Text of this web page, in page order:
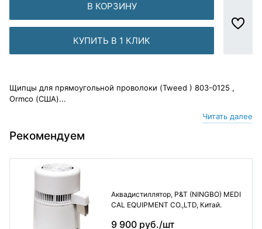
В КОРЗИНУ
КУПИТЬ В 1 КЛИК
Щипцы для прямоугольной проволоки (Tweed ) 803-0125 ,
Ormco (США)...
Читать далее
Рекомендуем
Аквадистиллятор, P&T (NINGBO) MEDI
CAL EQUIPMENT CO.,LTD, Китай.
9 900 руб./шт